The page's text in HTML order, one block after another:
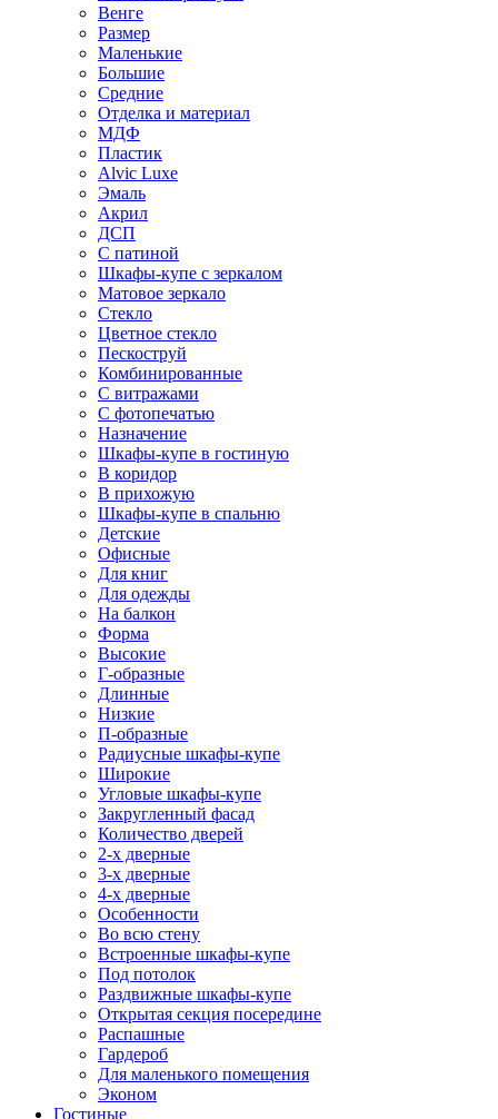
Венге
Размер
Маленькие
Большие
Средние
Отделка и материал
МДФ
Пластик
Alvic Luxe
Эмаль
Акрил
ДСП
С патиной
Шкафы-купе с зеркалом
Матовое зеркало
Стекло
Цветное стекло
Пескоструй
Комбинированные
С витражами
С фотопечатью
Назначение
Шкафы-купе в гостиную
В коридор
В прихожую
Шкафы-купе в спальню
Детские
Офисные
Для книг
Для одежды
На балкон
Форма
Высокие
Г-образные
Длинные
Низкие
П-образные
Радиусные шкафы-купе
Широкие
Угловые шкафы-купе
Закругленный фасад
Количество дверей
2-х дверные
3-х дверные
4-х дверные
Особенности
Во всю стену
Встроенные шкафы-купе
Под потолок
Раздвижные шкафы-купе
Открытая секция посередине
Распашные
Гардероб
Для маленького помещения
Эконом
Гостиные